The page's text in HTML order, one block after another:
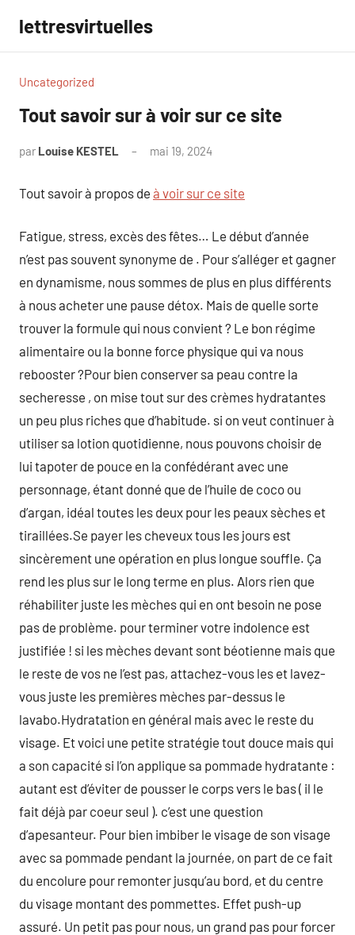
contenu
lettresvirtuelles
Uncategorized
Tout savoir sur à voir sur ce site
par Louise KESTEL mai 19, 2024
Tout savoir à propos de à voir sur ce site
Fatigue, stress, excès des fêtes… Le début d’année
n’est pas souvent synonyme de . Pour s’alléger et gagner
en dynamisme, nous sommes de plus en plus différents
à nous acheter une pause détox. Mais de quelle sorte
trouver la formule qui nous convient ? Le bon régime
alimentaire ou la bonne force physique qui va nous
rebooster ?Pour bien conserver sa peau contre la
secheresse , on mise tout sur des crèmes hydratantes
un peu plus riches que d’habitude. si on veut continuer à
utiliser sa lotion quotidienne, nous pouvons choisir de
lui tapoter de pouce en la confédérant avec une
personnage, étant donné que de l’huile de coco ou
d’argan, idéal toutes les deux pour les peaux sèches et
tiraillées.Se payer les cheveux tous les jours est
sincèrement une opération en plus longue souffle. Ça
rend les plus sur le long terme en plus. Alors rien que
réhabiliter juste les mèches qui en ont besoin ne pose
pas de problème. pour terminer votre indolence est
justifiée ! si les mèches devant sont béotienne mais que
le reste de vos ne l’est pas, attachez-vous les et lavez-
vous juste les premières mèches par-dessus le
lavabo.Hydratation en général mais avec le reste du
visage. Et voici une petite stratégie tout douce mais qui
a son capacité si l’on applique sa pommade hydratante :
autant est d’éviter de pousser le corps vers le bas ( il le
fait déjà par coeur seul ). c’est une question
d’apesanteur. Pour bien imbiber le visage de son visage
avec sa pommade pendant la journée, on part de ce fait
du encolure pour remonter jusqu’au bord, et du centre
du visage montant des pommettes. Effet push-up
assuré. Un petit pas pour nous, un grand pas pour forcer